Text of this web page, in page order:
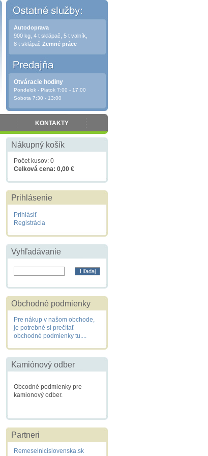
KONTAKTY
Autodoprava
900 kg, 4 t sklápač, 5 t valník,
8 t sklápač Zemné práce
Otváracie hodiny
Pondelok - Piatok 7:00 - 17:00
Sobota 7:30 - 13:00
Nákupný košík
Počet kusov: 0
Celková cena: 0,00 €
Prihlásenie
Prihlásiť
Registrácia
Vyhľadávanie
Obchodné podmienky
Pre nákup v našom obchode,
je potrebné si prečítať
obchodné podmienky tu....
Kamiónový odber
Obcodné podmienky pre
kamionový odber.
Partneri
Remeselnicislovenska.sk